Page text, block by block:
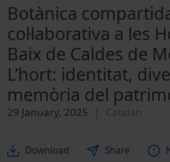
Botànica
col·laborativa a les
Baix de Caldes de
L’hort: identitat,
memòria del
29 January, 2025 Catalan
Download Share